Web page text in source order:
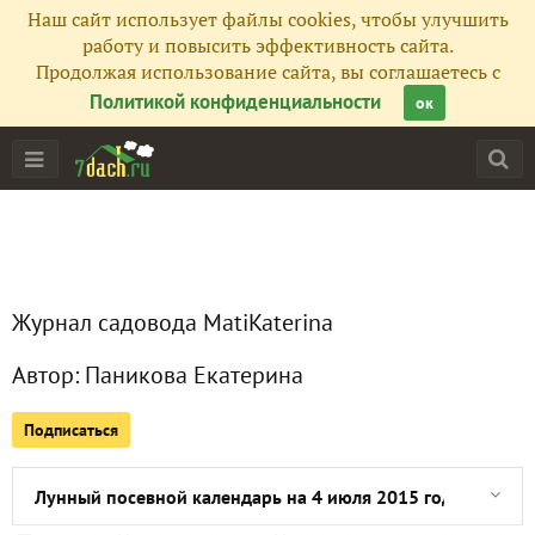
Наш сайт использует файлы cookies, чтобы улучшить
работу и повысить эффективность сайта.
Продолжая использование сайта, вы соглашаетесь с
Политикой конфиденциальности
ок
Журнал садовода MatiKaterina
Автор: Паникова Екатерина
Подписаться
Главная
Сейчас обсуждают
Как прореживание всходов увеличивает урожай
Лунный посевной календарь на 4 июля 2015 года